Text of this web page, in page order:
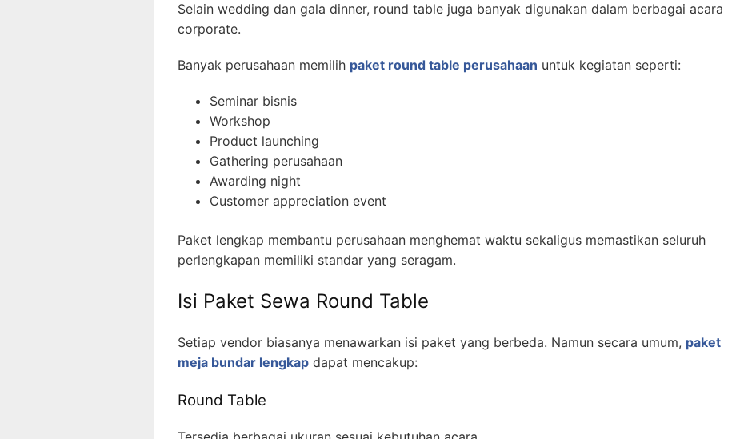
Selain wedding dan gala dinner, round table juga banyak digunakan dalam berbagai acara
corporate.
Banyak perusahaan memilih paket round table perusahaan untuk kegiatan seperti:
Seminar bisnis
Workshop
Product launching
Gathering perusahaan
Awarding night
Customer appreciation event
Paket lengkap membantu perusahaan menghemat waktu sekaligus memastikan seluruh
perlengkapan memiliki standar yang seragam.
Isi Paket Sewa Round Table
Setiap vendor biasanya menawarkan isi paket yang berbeda. Namun secara umum, paket
meja bundar lengkap dapat mencakup:
Round Table